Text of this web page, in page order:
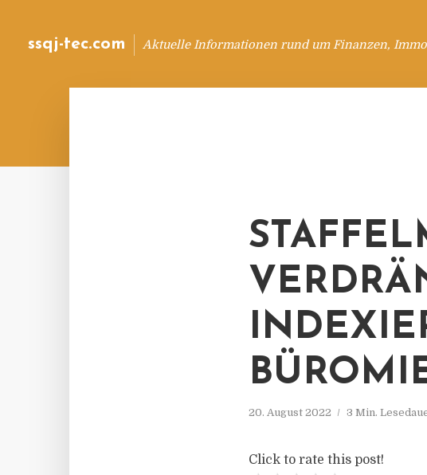
ssqj-tec.com Aktuelle Informationen rund um Finanzen,
20. August 2022 3 Min.
Click to rate this post!